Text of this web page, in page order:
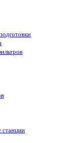
станции